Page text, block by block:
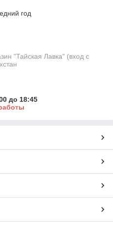
год
"Тайская Лавка" (вход с
до 18:45